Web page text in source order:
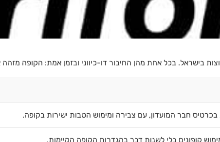
בישראל. בכל אחת מהן החיבור דו-כיווני ובזמן אמת: הקופה
חבר המועדון, עם צבירה ומימוש הטבות ישירות בקופה.
קופונים בלי לשנות דבר בהגדרות הקופה הקיימות.